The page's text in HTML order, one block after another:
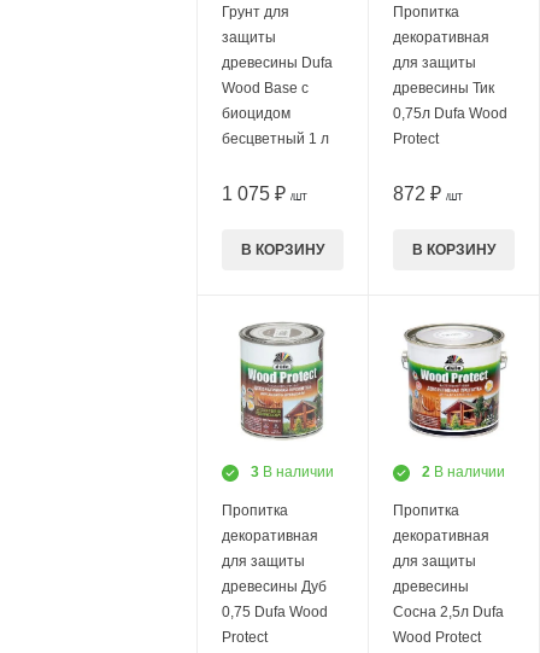
Грунт для
защиты
древесины Dufa
Wood Base c
биоцидом
бесцветный 1 л
1 075 ₽ /ШТ
В КОРЗИНУ
Пропитка
декоративная
для защиты
древесины Тик
0,75л Dufa Wood
Protect
872 ₽ /ШТ
В КОРЗИНУ
3 В наличии
Пропитка
декоративная
для защиты
древесины Дуб
0,75 Dufa Wood
Protect
2 В наличии
Пропитка
декоративная
для защиты
древесины
Сосна 2,5л Dufa
Wood Protect